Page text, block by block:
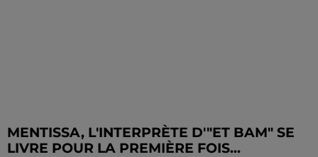
MENTISSA, L'INTERPRÈTE D'"ET BAM" SE
LIVRE POUR LA PREMIÈRE FOIS...